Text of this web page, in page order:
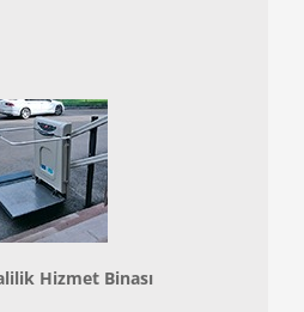
Hizmet Binası